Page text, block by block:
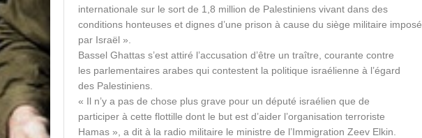
internationale sur le sort de 1,8 million de Palestiniens vivant dans des
conditions honteuses et dignes d’une prison à cause du siège militaire imposé
par Israël ».
Bassel Ghattas s’est attiré l’accusation d’être un traître, courante contre
les parlementaires arabes qui contestent la politique israélienne à l’égard
des Palestiniens.
« Il n’y a pas de chose plus grave pour un député israélien que de
participer à cette flottille dont le but est d’aider l’organisation terroriste
Hamas », a dit à la radio militaire le ministre de l’Immigration Zeev Elkin.